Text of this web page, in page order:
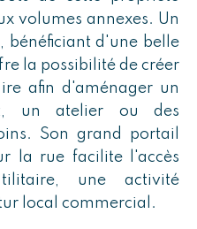
volumes annexes. Un
bénéficiant d'une belle
la possibilité de créer
afin d'aménager un
un atelier ou des
Son grand portail
la rue facilite l'accès
une activité
local commercial.